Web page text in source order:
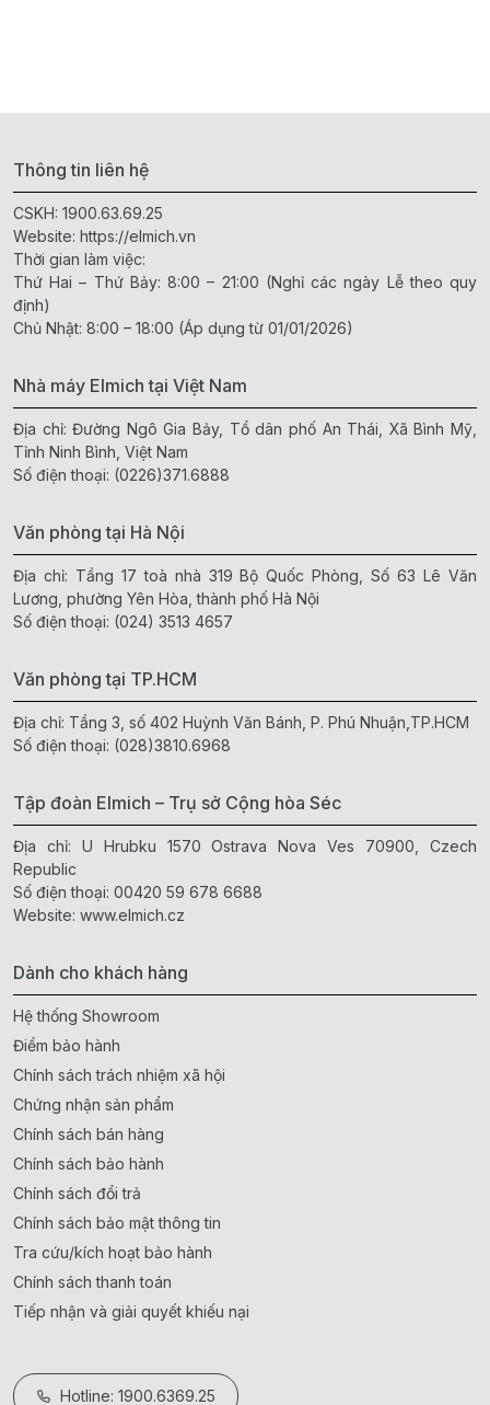
Thông tin liên hệ
CSKH: 1900.63.69.25
Website: https://elmich.vn
Thời gian làm việc:
Thứ Hai – Thứ Bảy: 8:00 – 21:00 (Nghỉ các ngày Lễ theo quy
định)
Chủ Nhật: 8:00 – 18:00 (Áp dụng từ 01/01/2026)
Nhà máy Elmich tại Việt Nam
Địa chỉ: Đường Ngô Gia Bảy, Tổ dân phố An Thái, Xã Bình Mỹ,
Tỉnh Ninh Bình, Việt Nam
Số điện thoại: (0226)371.6888
Văn phòng tại Hà Nội
Địa chỉ: Tầng 17 toà nhà 319 Bộ Quốc Phòng, Số 63 Lê Văn
Lương, phường Yên Hòa, thành phố Hà Nội
Số điện thoại: (024) 3513 4657
Văn phòng tại TP.HCM
Địa chỉ: Tầng 3, số 402 Huỳnh Văn Bánh, P. Phú Nhuận,TP.HCM
Số điện thoại: (028)3810.6968
Tập đoàn Elmich – Trụ sở Cộng hòa Séc
Địa chỉ: U Hrubku 1570 Ostrava Nova Ves 70900, Czech
Republic
Số điện thoại: 00420 59 678 6688
Website: www.elmich.cz
Dành cho khách hàng
Hệ thống Showroom
Điểm bảo hành
Chính sách trách nhiệm xã hội
Chứng nhận sản phẩm
Chính sách bán hàng
Chính sách bảo hành
Chính sách đổi trả
Chính sách bảo mật thông tin
Tra cứu/kích hoạt bảo hành
Chính sách thanh toán
Tiếp nhận và giải quyết khiếu nại
Hotline: 1900.6369.25